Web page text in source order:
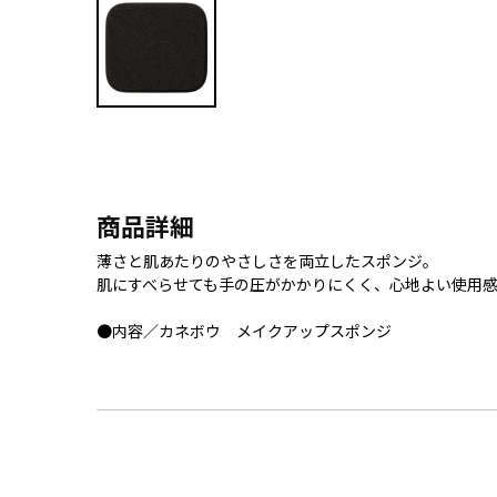
商品詳細
薄さと肌あたりのやさしさを両立したスポンジ。
肌にすべらせても手の圧がかかりにくく、心地よい使用感
●内容／カネボウ メイクアップスポンジ